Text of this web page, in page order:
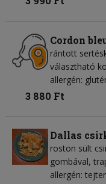
Cordon
rántott
választható
allergén:
3 880 Ft
Dallas
roston sült
gombával,
allergén: